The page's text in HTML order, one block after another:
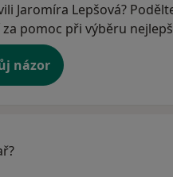
Jaromíra Lepšová?
pomoc při výběru
názor